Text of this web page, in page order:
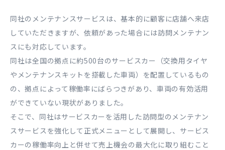
同社のメンテナンスサービスは、基本的に顧客に店舗へ来店
していただきますが、依頼があった場合には訪問メンテナン
スにも対応しています。
同社は全国の拠点に約500台のサービスカー（交換用タイヤ
やメンテナンスキットを搭載した車両）を配置しているもの
の、拠点によって稼働率にばらつきがあり、車両の有効活用
ができていない現状がありました。
そこで、同社はサービスカーを活用した訪問型のメンテナン
スサービスを強化して正式メニューとして展開し、サービス
カーの稼働率向上と併せて売上機会の最大化に取り組むこと